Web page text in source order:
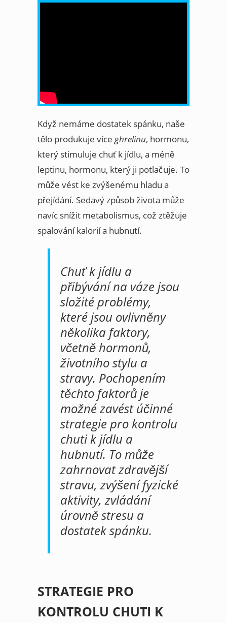
Když nemáme dostatek spánku, naše
tělo produkuje více ghrelinu, hormonu,
který stimuluje chuť k jídlu, a méně
leptinu, hormonu, který ji potlačuje. To
může vést ke zvýšenému hladu a
přejídání. Sedavý způsob života může
navíc snížit metabolismus, což ztěžuje
spalování kalorií a hubnutí.
Chuť k jídlu a
přibývání na váze jsou
složité problémy,
které jsou ovlivněny
několika faktory,
včetně hormonů,
životního stylu a
stravy. Pochopením
těchto faktorů je
možné zavést účinné
strategie pro kontrolu
chuti k jídlu a
hubnutí. To může
zahrnovat zdravější
stravu, zvýšení fyzické
aktivity, zvládání
úrovně stresu a
dostatek spánku.
STRATEGIE PRO
KONTROLU CHUTI K